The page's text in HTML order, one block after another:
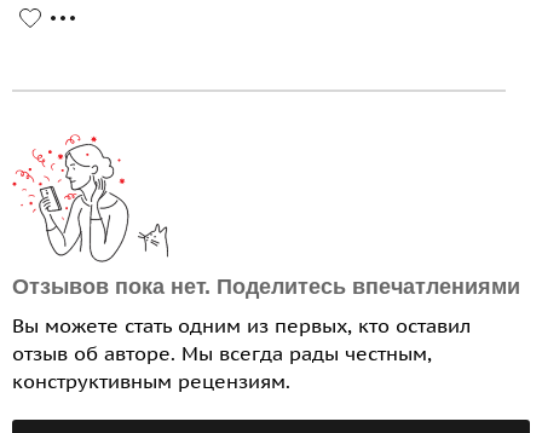
Отзывов пока нет. Поделитесь впечатлениями
Вы можете стать одним из первых, кто оставил
отзыв об авторе. Мы всегда рады честным,
конструктивным рецензиям.